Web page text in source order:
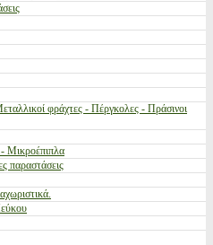
φράχτες - Πέργκολες - Πράσινοι
Μικροέπιπλα
παραστάσεις